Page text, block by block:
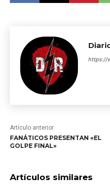
https://
Artículo anterior
FANÁTICOS PRESENTAN «EL
GOLPE FINAL»
Artículos similares